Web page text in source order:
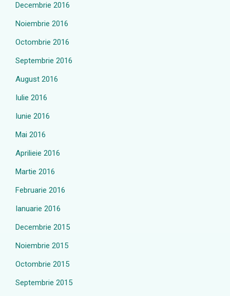
Decembrie 2016
Noiembrie 2016
Octombrie 2016
Septembrie 2016
August 2016
Iulie 2016
Iunie 2016
Mai 2016
Aprilieie 2016
Martie 2016
Februarie 2016
Ianuarie 2016
Decembrie 2015
Noiembrie 2015
Octombrie 2015
Septembrie 2015